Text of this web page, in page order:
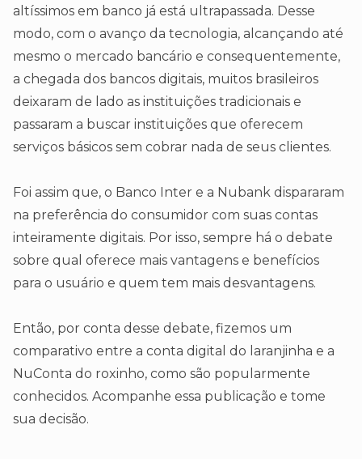
altíssimos em banco já está ultrapassada. Desse
modo, com o avanço da tecnologia, alcançando até
mesmo o mercado bancário e consequentemente,
a chegada dos bancos digitais, muitos brasileiros
deixaram de lado as instituições tradicionais e
passaram a buscar instituições que oferecem
serviços básicos sem cobrar nada de seus clientes.
Foi assim que, o Banco Inter e a Nubank dispararam
na preferência do consumidor com suas contas
inteiramente digitais. Por isso, sempre há o debate
sobre qual oferece mais vantagens e benefícios
para o usuário e quem tem mais desvantagens.
Então, por conta desse debate, fizemos um
comparativo entre a conta digital do laranjinha e a
NuConta do roxinho, como são popularmente
conhecidos. Acompanhe essa publicação e tome
sua decisão.